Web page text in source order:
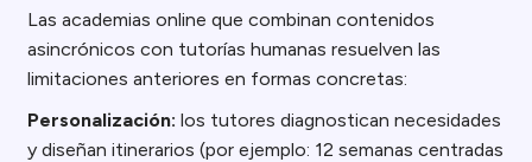
Las academias online que combinan contenidos
asincrónicos con tutorías humanas resuelven las
limitaciones anteriores en formas concretas:
Personalización: los tutores diagnostican necesidades
y diseñan itinerarios (por ejemplo: 12 semanas centradas